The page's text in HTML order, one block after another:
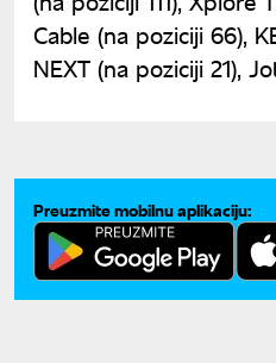
Cable (na poziciji 66),
NEXT (na poziciji 21),
Preuzmite mobilnu aplikaciju: